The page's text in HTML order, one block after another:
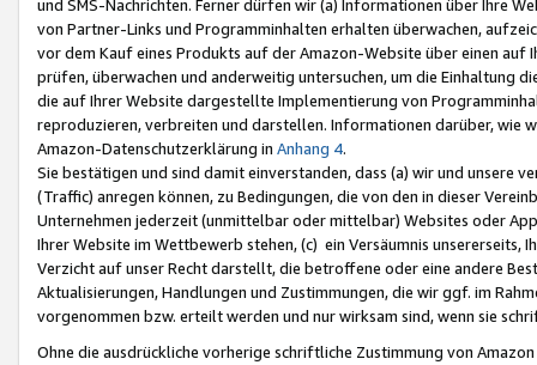
und SMS-Nachrichten. Ferner dürfen wir (a) Informationen über Ihre
von Partner-Links und Programminhalten erhalten überwachen,
vor dem Kauf eines Produkts auf der Amazon-Website über einen
prüfen, überwachen und anderweitig untersuchen, um die Einhaltung
die auf Ihrer Website dargestellte Implementierung von
reproduzieren, verbreiten und darstellen. Informationen darüber, wie
Amazon-Datenschutzerklärung in Anhang 4.
Sie bestätigen und sind damit einverstanden, dass (a) wir und
(Traffic) anregen können, zu Bedingungen, die von den in dieser
Unternehmen jederzeit (unmittelbar oder mittelbar) Websites oder
Ihrer Website im Wettbewerb stehen, (c) ein Versäumnis unsererseits,
Verzicht auf unser Recht darstellt, die betroffene oder eine andere
Aktualisierungen, Handlungen und Zustimmungen, die wir ggf. im
vorgenommen bzw. erteilt werden und nur wirksam sind, wenn sie
Ohne die ausdrückliche vorherige schriftliche Zustimmung von